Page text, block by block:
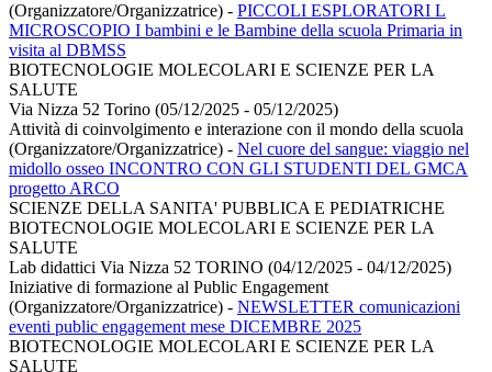
(Organizzatore/Organizzatrice) - PICCOLI ESPLORATORI L
MICROSCOPIO I bambini e le Bambine della scuola Primaria in
visita al DBMSS
BIOTECNOLOGIE MOLECOLARI E SCIENZE PER LA
SALUTE
Via Nizza 52 Torino (05/12/2025 - 05/12/2025)
Attività di coinvolgimento e interazione con il mondo della scuola
(Organizzatore/Organizzatrice) - Nel cuore del sangue: viaggio nel
midollo osseo INCONTRO CON GLI STUDENTI DEL GMCA
progetto ARCO
SCIENZE DELLA SANITA' PUBBLICA E PEDIATRICHE
BIOTECNOLOGIE MOLECOLARI E SCIENZE PER LA
SALUTE
Lab didattici Via Nizza 52 TORINO (04/12/2025 - 04/12/2025)
Iniziative di formazione al Public Engagement
(Organizzatore/Organizzatrice) - NEWSLETTER comunicazioni
eventi public engagement mese DICEMBRE 2025
BIOTECNOLOGIE MOLECOLARI E SCIENZE PER LA
SALUTE